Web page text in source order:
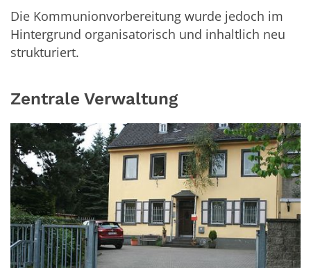
Die Kommunionvorbereitung wurde jedoch im
Hintergrund organisatorisch und inhaltlich neu
strukturiert.
Zentrale Verwaltung